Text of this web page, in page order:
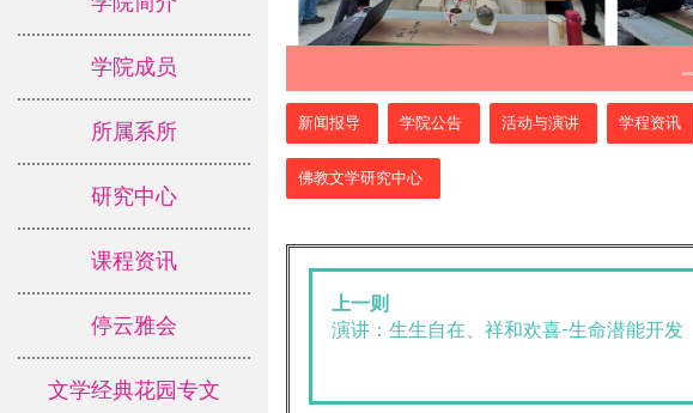
学院成员
所属系所
研究中心
课程资讯
停云雅会
文学经典花园专文
新闻报导 学院公告 活动与演讲 学程资讯
佛教文学研究中心
上一则
演讲：生生自在、祥和欢喜-生命潜能开发